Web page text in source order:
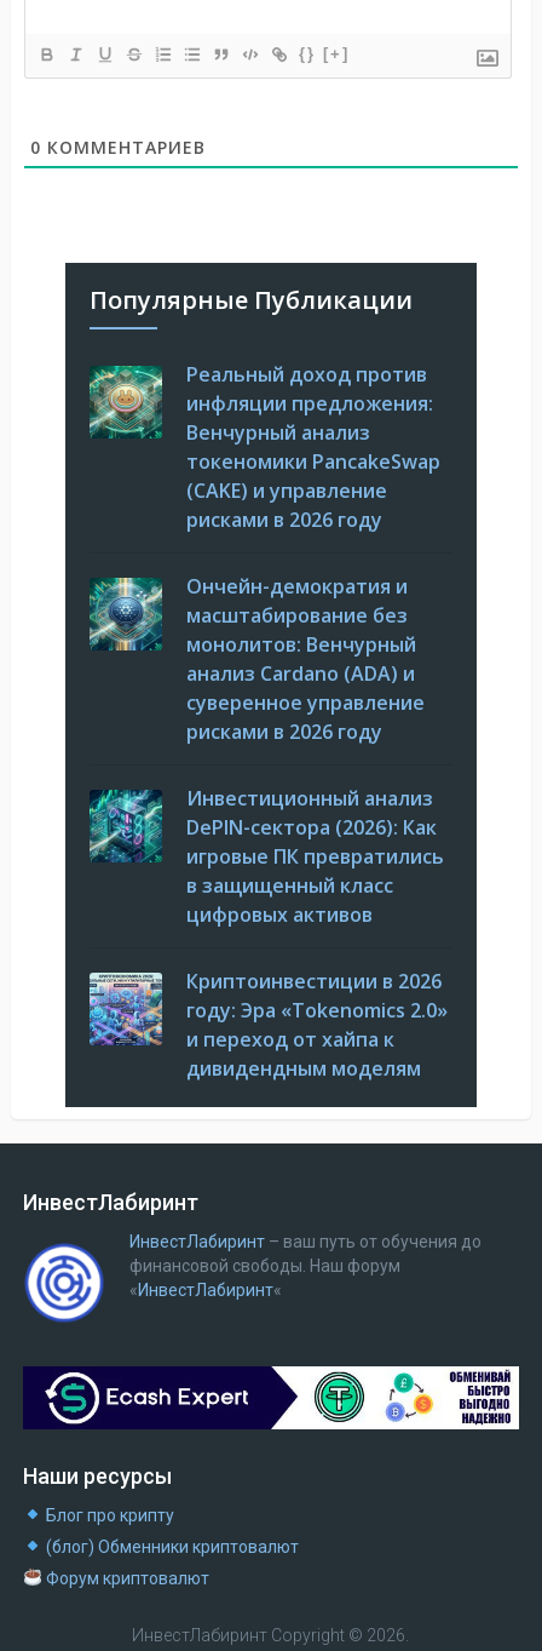
{} [+]
0 КОММЕНТАРИЕВ
Популярные Публикации
Реальный доход против
инфляции предложения:
Венчурный анализ
токеномики PancakeSwap
(CAKE) и управление
рисками в 2026 году
Ончейн-демократия и
масштабирование без
монолитов: Венчурный
анализ Cardano (ADA) и
суверенное управление
рисками в 2026 году
Инвестиционный анализ
DePIN-сектора (2026): Как
игровые ПК превратились
в защищенный класс
цифровых активов
Криптоинвестиции в 2026
году: Эра «Tokenomics 2.0»
и переход от хайпа к
дивидендным моделям
ИнвестЛабиринт
ИнвестЛабиринт– ваш путь от обучения до
финансовой свободы. Наш форум
«ИнвестЛабиринт«
Наши ресурсы
Блог про крипту
(блог) Обменники криптовалют
Форум криптовалют
ИнвестЛабиринт Copyright © 2026.